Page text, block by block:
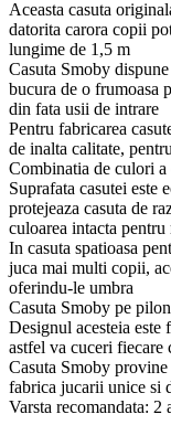
Aceasta casuta
datorita carora copii
lungime de 1,5 m
Casuta Smoby
bucura de o frumoasa
din fata usii de intrare
Pentru fabricarea
de inalta calitate,
Combinatia de culori a
Suprafata casutei
protejeaza casuta de
culoarea intacta
In casuta spatioasa
juca mai multi copii,
oferindu-le umbra
Casuta Smoby pe
Designul acesteia este
astfel va cuceri fiecare
Casuta Smoby
fabrica jucarii unice si
Varsta recomandata: 2